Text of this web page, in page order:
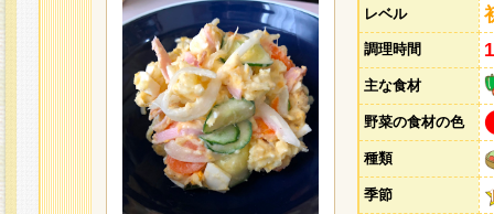
レベル
調理時間
主な食材
野菜の食材の色
種類
季節